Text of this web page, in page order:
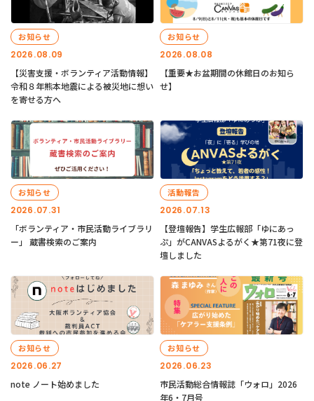
2026.08.09
お知らせ
【災害支援・ボランティア活動情報】
令和８年熊本地震による被災地に想い
を寄せる方へ
2026.08.08
お知らせ
【重要★お盆期間の休館日のお知ら
せ】
2026.07.31
お知らせ
「ボランティア・市民活動ライブラリ
ー」 蔵書検索のご案内
2026.07.13
活動報告
【登壇報告】学生広報部「ゆにあっ
ぷ」がCANVASよるがく★第71夜に登
壇しました
2026.06.27
お知らせ
note ノート始めました
2026.06.23
お知らせ
市民活動総合情報誌「ウォロ」2026
年6・7月号